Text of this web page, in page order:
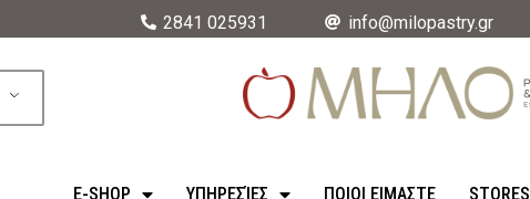
2841 025931 info@milopastry.gr
E-SHOP ΥΠΗΡΕΣΊΕΣ ΠΟΙΟΙ ΕΙΜΑΣΤΕ STORES